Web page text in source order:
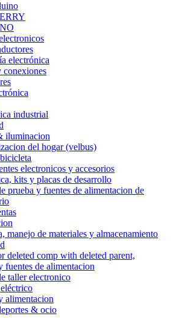
electrónica
conexiones
industrial
iluminacion
del hogar (velbus)
electronicos y accesorios
kits y placas de desarrollo
prueba y fuentes de alimentacion de
manejo de materiales y almacenamiento
deleted comp with deleted parent,
fuentes de alimentacion
taller electronico
alimentacion
& ocio